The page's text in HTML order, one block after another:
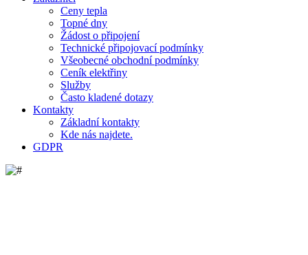
Ceny tepla
Topné dny
Žádost o připojení
Technické připojovací podmínky
Všeobecné obchodní podmínky
Ceník elektřiny
Služby
Často kladené dotazy
Kontakty
Základní kontakty
Kde nás najdete.
GDPR